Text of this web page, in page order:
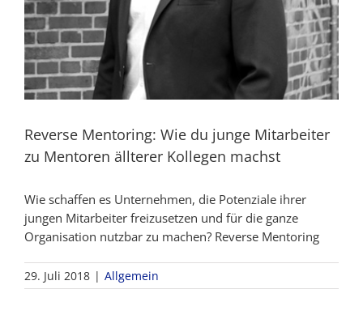
Reverse Mentoring: Wie du junge Mitarbeiter
zu Mentoren ällterer Kollegen machst
Wie schaffen es Unternehmen, die Potenziale ihrer
jungen Mitarbeiter freizusetzen und für die ganze
Organisation nutzbar zu machen? Reverse Mentoring
29. Juli 2018 | Allgemein